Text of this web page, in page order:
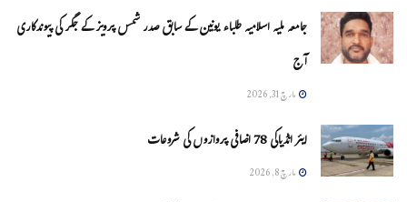
جامعہ ملیہ اسلامیہ طلباء یونین کے سابق صدر شمس پرویز کے جگر کی پیوندکاری
آج
مارچ 31, 2026
ایئر انڈیاکی 78 اضافی پروازوں کی شروعات
مارچ 8, 2026